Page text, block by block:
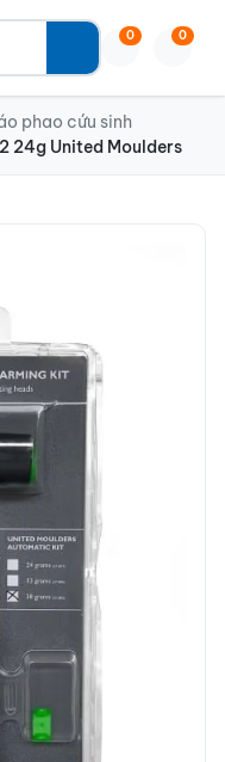
0 0
phao cứu sinh
24g United Moulders